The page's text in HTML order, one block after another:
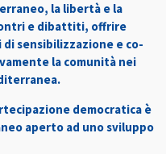
la libertà e la
e dibattiti, offrire
sensibilizzazione e co-
la comunità nei
democratica è
aperto ad uno sviluppo